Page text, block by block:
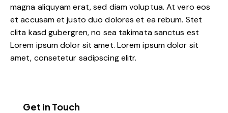
magna aliquyam erat, sed diam voluptua. At vero eos
et accusam et justo duo dolores et ea rebum. Stet
clita kasd gubergren, no sea takimata sanctus est
Lorem ipsum dolor sit amet. Lorem ipsum dolor sit
amet, consetetur sadipscing elitr.
Get in Touch